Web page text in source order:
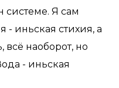
системе. Я сам
- иньская стихия, а
всё наоборот, но
- иньская